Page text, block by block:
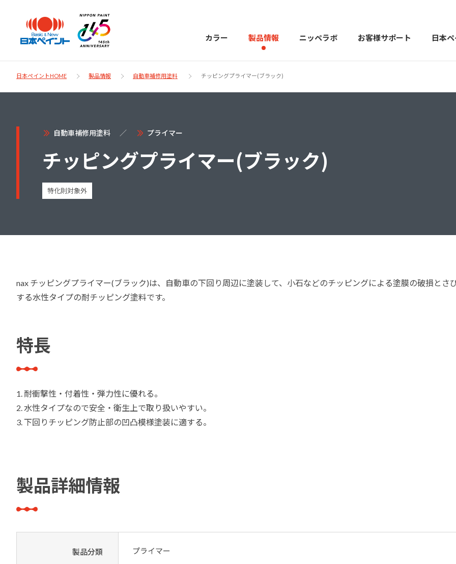
カラー 製品情報
製品情報
建築・重防食・自動車補修用の各分野で、
製品特集
ニッペラボ
ニッペラボ
塗装をする時、施工会社へお願いする時に
お客様サポート
お客様サポー
ト
日本
日本ペイント
に
ついて
いります。
ご利用にあたって 個人情報の取扱
日本ペイントHOME 製品情報 自動車補修用塗料 チッピングプライマー(ブラック)
自動車補修用塗料 プライマー
チッピングプライマー(ブラック)
特化則対象外
nax チッピングプライマー(ブラック)は、自動車の下回り周辺に塗装して、小石などのチッピングによる塗膜の破損とさ
する水性タイプの耐チッピング塗料です。
特長
1. 耐衝撃性・付着性・弾力性に優れる。
2. 水性タイプなので安全・衛生上で取り扱いやすい。
3. 下回りチッピング防止部の凹凸模様塗装に適する。
製品詳細情報
製品分類 プライマー